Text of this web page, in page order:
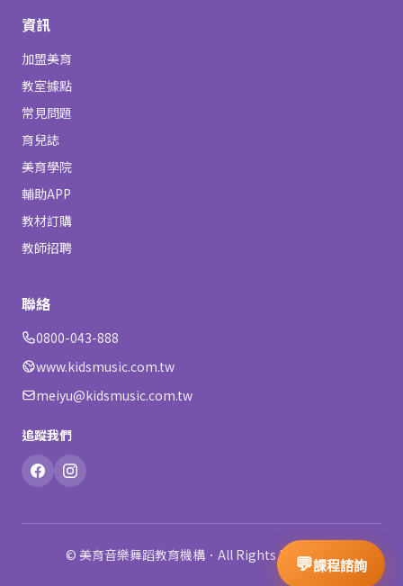
資訊
加盟美育
教室據點
常見問題
育兒誌
美育學院
輔助APP
教材訂購
教師招聘
聯絡
0800-043-888
www.kidsmusic.com.tw
meiyu@kidsmusic.com.tw
追蹤我們
© 美育音樂舞蹈教育機構．All Rights Reserved.